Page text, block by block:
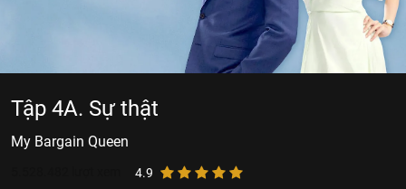
Tập 4A. Sự thật
My Bargain Queen
4.9